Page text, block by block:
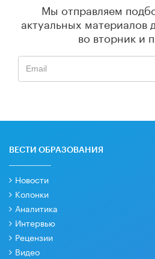
Мы отправляем
актуальных материалов
во вторник и
ВЕСТИ ОБРАЗОВАНИЯ
Новости
Колонки
Аналитика
Интервью
Рецензии
Видео